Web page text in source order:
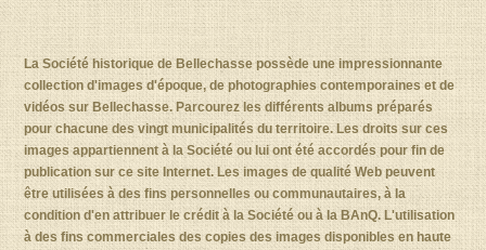
La Société historique de Bellechasse possède une impressionnante
collection d'images d'époque, de photographies contemporaines et de
vidéos sur Bellechasse. Parcourez les différents albums préparés
pour chacune des vingt municipalités du territoire. Les droits sur ces
images appartiennent à la Société ou lui ont été accordés pour fin de
publication sur ce site Internet. Les images de qualité Web peuvent
être utilisées à des fins personnelles ou communautaires, à la
condition d'en attribuer le crédit à la Société ou à la BAnQ. L'utilisation
à des fins commerciales des copies des images disponibles en haute